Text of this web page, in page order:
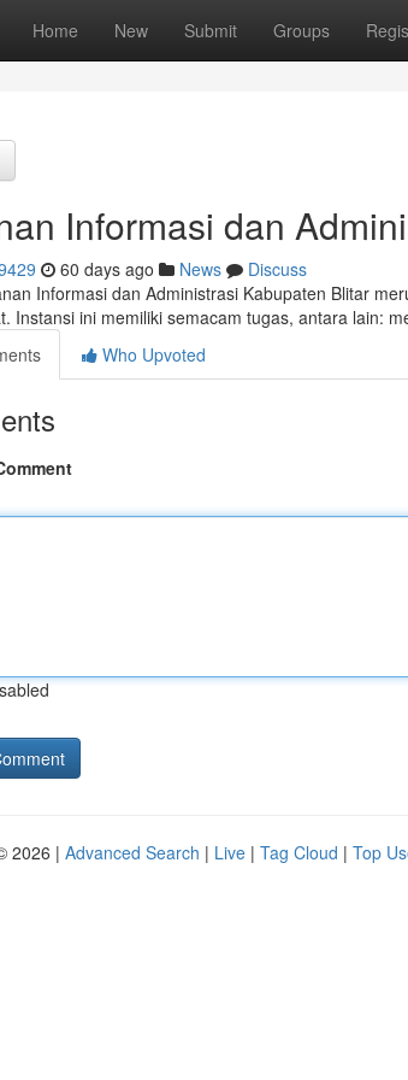
Home New Submit Groups
Informasi dan
60 days ago News
Discuss
Informasi dan Administrasi Kabupaten Blitar
Instansi ini memiliki semacam tugas, antara lain:
Who Upvoted
2026 | Advanced Search | Live | Tag Cloud | Top